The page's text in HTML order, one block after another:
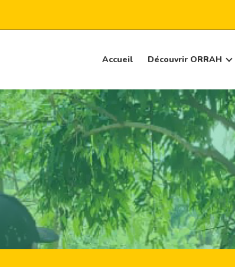
Accueil Découvrir ORRAH